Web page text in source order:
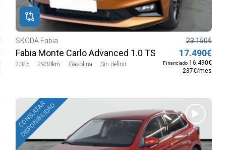
SKODA Fabia
Fabia Monte Carlo Advanced 1.0 TSI 85 kW (116 CV)
2025 2930km Gasolina Sin definir
23.150€
17.490€
Financiado16.490€
237€/mes
CONSULTAR
DISPONIBILIDAD